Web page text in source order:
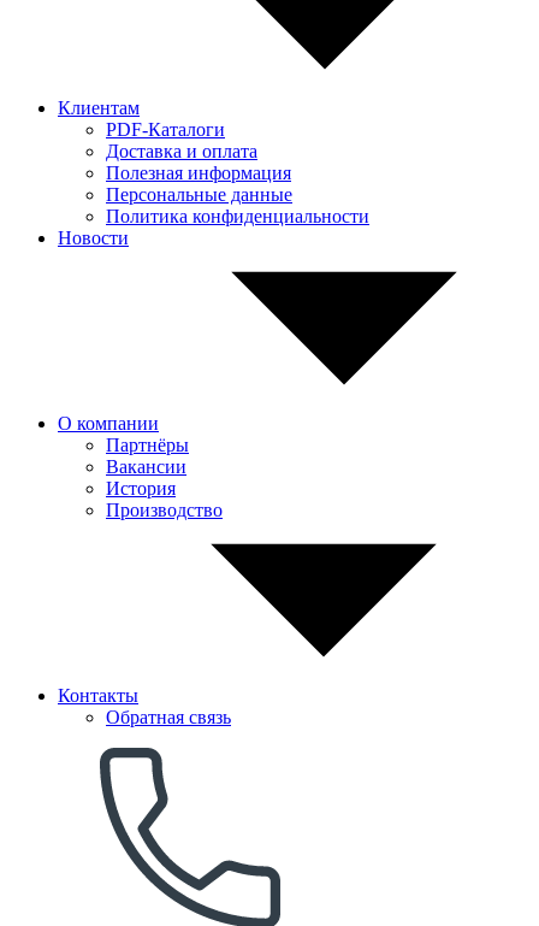
Клиентам
PDF-Каталоги
Доставка и оплата
Полезная информация
Персональные данные
Политика конфиденциальности
Новости
О компании
Партнёры
Вакансии
История
Производство
Контакты
Обратная связь